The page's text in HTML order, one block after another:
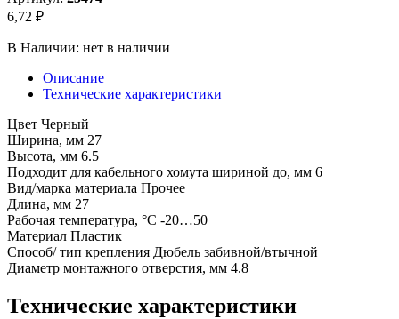
6,72 ₽
В Наличии: нет в наличии
Описание
Технические характеристики
Цвет Черный
Ширина, мм 27
Высота, мм 6.5
Подходит для кабельного хомута шириной до, мм 6
Вид/марка материала Прочее
Длина, мм 27
Рабочая температура, °C -20…50
Материал Пластик
Способ/ тип крепления Дюбель забивной/втычной
Диаметр монтажного отверстия, мм 4.8
Технические характеристики